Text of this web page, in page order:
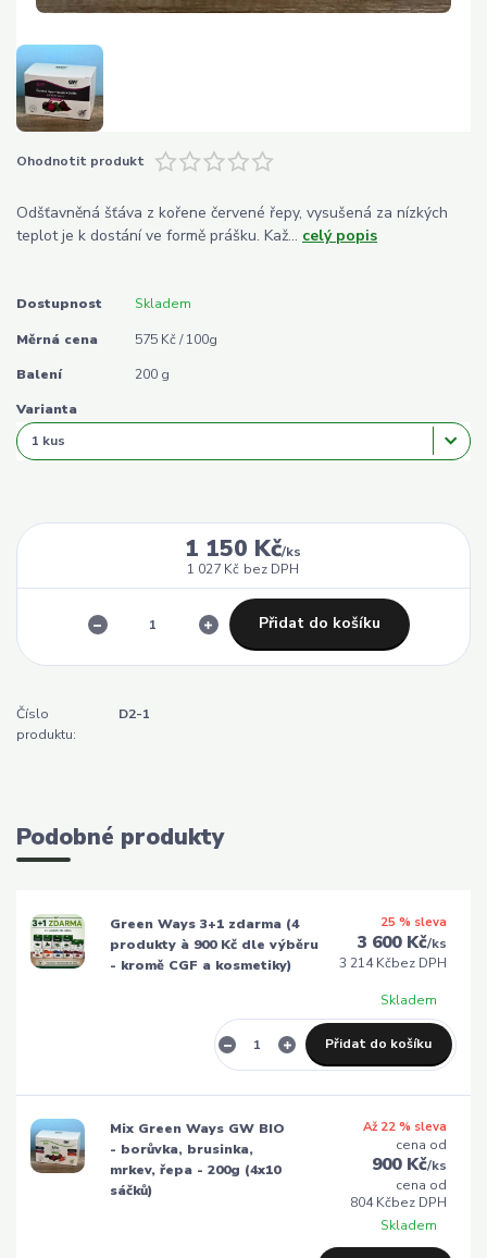
Ohodnotit produkt
Odšťavněná šťáva z kořene červené řepy, vysušená za nízkých
teplot je k dostání ve formě prášku. Kaž... celý popis
Dostupnost Skladem
Měrná cena 575 Kč / 100g
Balení 200 g
Varianta
1 150 Kč/ks
1 027 Kč bez DPH
Přidat do košíku
Číslo
produktu:
D2-1
Podobné produkty
Green Ways 3+1 zdarma (4
produkty à 900 Kč dle výběru
- kromě CGF a kosmetiky)
25 % sleva
3 600 Kč/ks
3 214 Kčbez DPH
Skladem
Přidat do košíku
Mix Green Ways GW BIO
- borůvka, brusinka,
mrkev, řepa - 200g (4x10
sáčků)
Až 22 % sleva
cena od
900 Kč/ks
cena od
804 Kčbez DPH
Skladem